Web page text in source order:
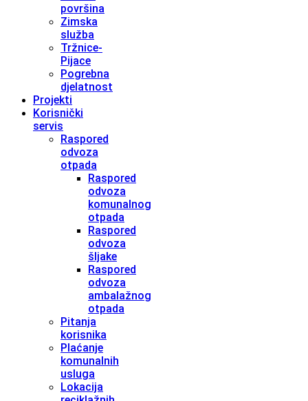
površina
Zimska
služba
Tržnice-
Pijace
Pogrebna
djelatnost
Projekti
Korisnički
servis
Raspored
odvoza
otpada
Raspored
odvoza
komunalnog
otpada
Raspored
odvoza
šljake
Raspored
odvoza
ambalažnog
otpada
Pitanja
korisnika
Plaćanje
komunalnih
usluga
Lokacija